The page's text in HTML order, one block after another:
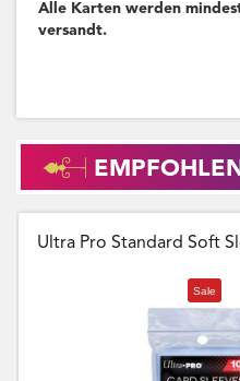
Alle Karten werden
versandt.
Ultra Pro Standard Soft
Sale